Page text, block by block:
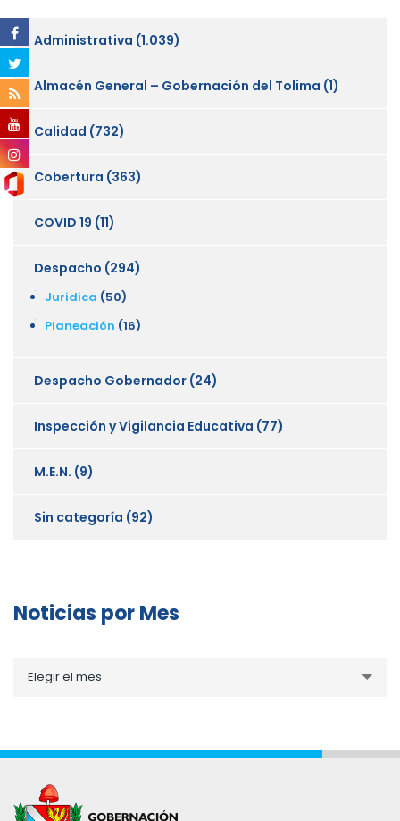
Administrativa (1.039)
Almacén General – Gobernación del Tolima (1)
Calidad (732)
Cobertura (363)
COVID 19 (11)
Despacho (294)
Juridica (50)
Planeación (16)
Despacho Gobernador (24)
Inspección y Vigilancia Educativa (77)
M.E.N. (9)
Sin categoría (92)
Noticias por Mes
porElegir el mes